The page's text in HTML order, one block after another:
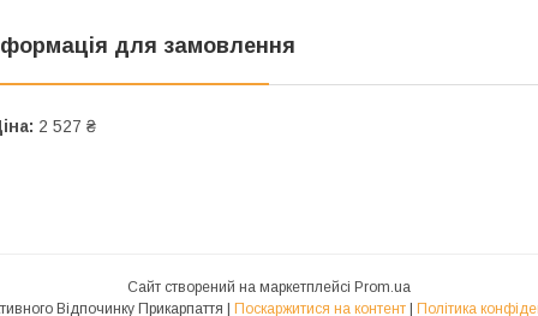
для замовлення
2 527 ₴
Сайт створений на маркетплейсі Prom.ua
Поскаржитися на контент Політика